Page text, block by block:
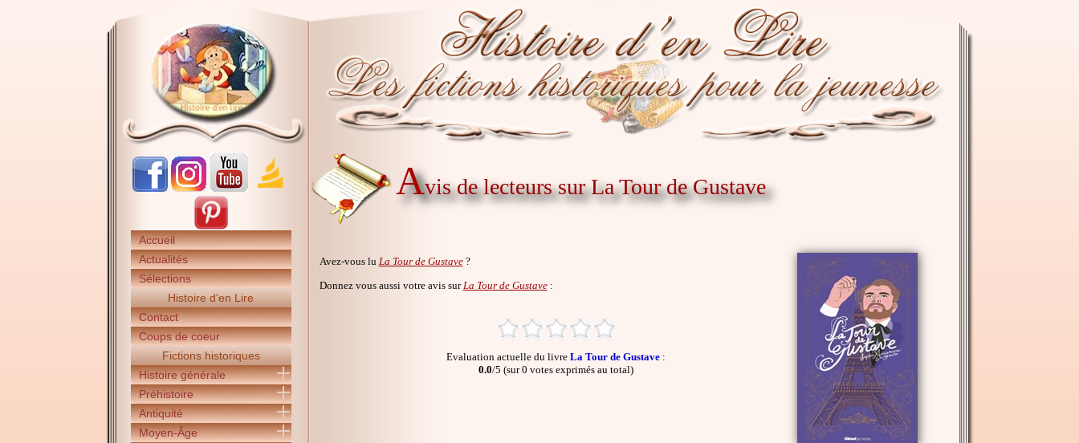
Accueil
Actualités
Sélections
Histoire d'en Lire
Contact
Coups de coeur
Fictions historiques
Histoire générale
Préhistoire
Antiquité
Moyen-Âge
Avis de lecteurs sur La Tour de Gustave
Avez-vous lu La Tour de Gustave?
Donnez vous aussi votre avis sur La Tour de Gustave:
Evaluation actuelle du livre La Tour de Gustave :
0.0/5 (sur 0 votes exprimés au total)